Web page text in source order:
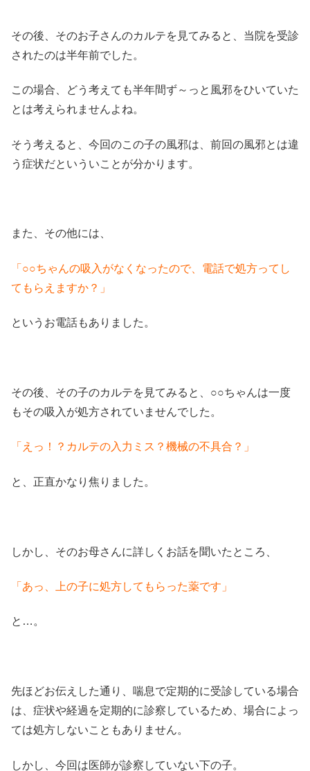
その後、そのお子さんのカルテを見てみると、当院を受診
されたのは半年前でした。
この場合、どう考えても半年間ず～っと風邪をひいていた
とは考えられませんよね。
そう考えると、今回のこの子の風邪は、前回の風邪とは違
う症状だといういことが分かります。
また、その他には、
「○○ちゃんの吸入がなくなったので、電話で処方ってし
てもらえますか？」
というお電話もありました。
その後、その子のカルテを見てみると、○○ちゃんは一度
もその吸入が処方されていませんでした。
「えっ！？カルテの入力ミス？機械の不具合？」
と、正直かなり焦りました。
しかし、そのお母さんに詳しくお話を聞いたところ、
「あっ、上の子に処方してもらった薬です」
と…。
先ほどお伝えした通り、喘息で定期的に受診している場合
は、症状や経過を定期的に診察しているため、場合によっ
ては処方しないこともありません。
しかし、今回は医師が診察していない下の子。